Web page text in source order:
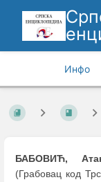
Инфо
БАБОВИЋ,
(Грабовац код